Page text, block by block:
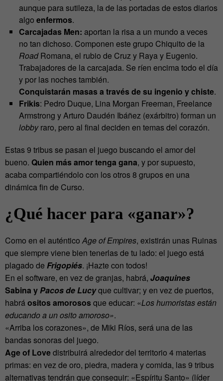
aunque para sutileza, la de las portadas de estos diarios
algo enfermos.
Carcajadas Men: aportan la risa a un mundo a veces
no tan dichoso. Componen este grupo Chiquito de la
RoadRomana, el rubio de Cruz y Raya y Eugenio.
Trabajadores de la carcajada. Se ríen encima todo el día
y por las noches también.
Conquistarán masas a través de su ingenio y chiste.
Frikis: Pedro Duque, Lina Morgan Freeman, Freelance
Armstrong y Arturo Daudén Ibáñez (exárbitro) forman un
lobbyraro, pero al final deciden en temas del corazón.
Estas 9 tribus se pasan el juego buscando el amor del
bueno. Quien más amor tenga gana, y por supuesto,
acaba compartiéndolo con los otros 8 grupos en una
dinámica fin de Curso.
¿Qué hacer para «ganar»?
Como en el auténtico Age of Empires, existirán unas Ruinas
que siempre viene bien tenerlas de tu lado: el juego está
plagado de Frigopiés. ¡Hazte con todos!
En el software, en vez de granjas, habrá, Joaquines
Sabina y Pacos de Lucyque cultivar; y en vez de puertos,
habrá ositos amorososque educar: «Los humoristas están
educando a un osito amoroso».
«Arriba los corazones», de Miki Ríos, será una de las
bandas sonoras del juego.
Age of Lovedistribuirá alrededor del territorio 4 materias
primas: en vez de oro, piedra, madera y comida, las 9 tribus
alternativas tendrán que conseguir: «Espíritu Santo» (líder